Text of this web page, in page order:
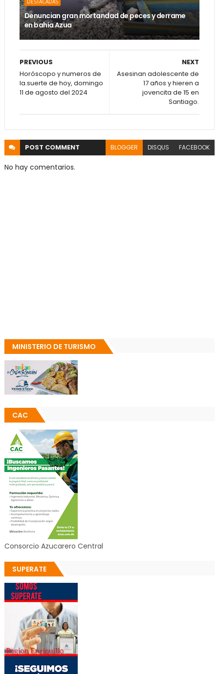
DESTACADAS
Denuncian gran mortandad de peces y derrame
en bahía Azua
NEXT
Asesinan adolescente de
17 años y hieren a
jovencita de 15 en
Santiago.
PREVIOUS
Horóscopo y numeros de
la.suerte de hoy, domingo
11 de agosto del 2024
POST COMMENT BLOGGER DISQUS FACEBOOK
No hay comentarios.
MINISTERIO DE TURISMO
CAC
Consorcio Azucarero Central
SUPERATE